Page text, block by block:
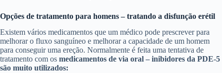
Opções de tratamento para homens – tratando a disfunção erétil
Existem vários medicamentos que um médico pode prescrever para
melhorar o fluxo sanguíneo e melhorar a capacidade de um homem
para conseguir uma ereção. Normalmente é feita uma tentativa de
tratamento com os medicamentos de via oral – inibidores da PDE-5
são muito utilizados: